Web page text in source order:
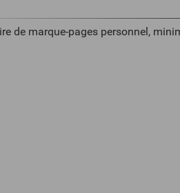
de marque-pages personnel,